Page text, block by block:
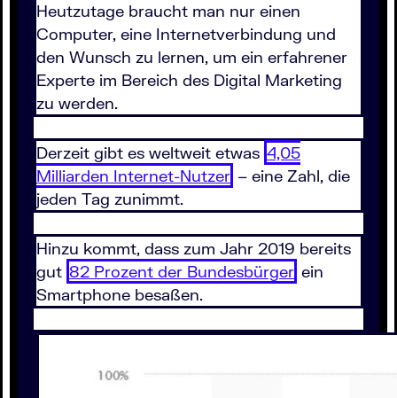
Heutzutage braucht man nur einen
Computer, eine Internetverbindung und
den Wunsch zu lernen, um ein erfahrener
Experte im Bereich des Digital Marketing
zu werden.
Derzeit gibt es weltweit etwas 4,05
Milliarden Internet-Nutzer – eine Zahl, die
jeden Tag zunimmt.
Hinzu kommt, dass zum Jahr 2019 bereits
gut 82 Prozent der Bundesbürger ein
Smartphone besaßen.